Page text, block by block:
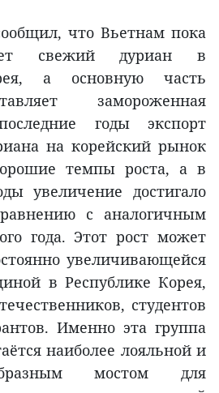
что Вьетнам пока
свежий дуриан в
а основную часть
замороженная
годы экспорт
на корейский рынок
темпы роста, а в
увеличение достигало
с аналогичным
года. Этот рост может
увеличивающейся
в Республике Корея,
студентов
Именно эта группа
наиболее лояльной и
мостом для